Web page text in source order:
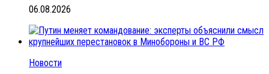
06.08.2026
Новости